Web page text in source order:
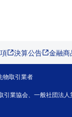
決算公告 金融
物取引業者
業協会、一般社団法